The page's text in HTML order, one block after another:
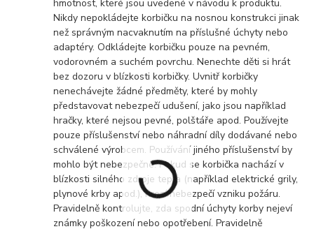
hmotnost, které jsou uvedené v návodu k produktu.
Nikdy nepokládejte korbičku na nosnou konstrukci jinak
než správným nacvaknutím na příslušné úchyty nebo
adaptéry. Odkládejte korbičku pouze na pevném,
vodorovném a suchém povrchu. Nenechte děti si hrát
bez dozoru v blízkosti korbičky. Uvnitř korbičky
nenechávejte žádné předměty, které by mohly
představovat nebezpečí udušení, jako jsou například
hračky, které nejsou pevné, polštáře apod. Používejte
pouze příslušenství nebo náhradní díly dodávané nebo
schválené výrobcem. Používání jiného příslušenství by
mohlo být nebezpečné. Pokud se korbička nachází v
blízkosti silného zdroje tepla (například elektrické grily,
plynové krby apod.), hrozí nebezpečí vzniku požáru.
Pravidelně kontrolujte, zda spodní úchyty korby nejeví
známky poškození nebo opotřebení. Pravidelně